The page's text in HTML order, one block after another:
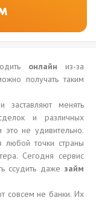
онлайн из-за
получать таким
заставляют менять
и различных
это не удивительно.
точки страны
Сегодня сервис
ссудить даже займ
совсем не банки. Их